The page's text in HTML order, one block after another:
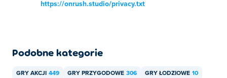
https://onrush.studio/privacy.txt
Podobne kategorie
GRY AKCJI 449 GRY PRZYGODOWE 306 GRY ŁODZIOWE 10